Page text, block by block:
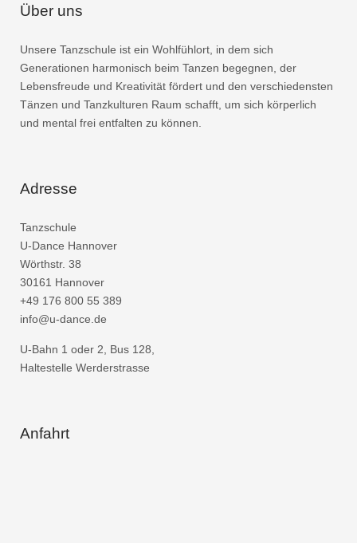
Über uns
Unsere Tanzschule ist ein Wohlfühlort, in dem sich
Generationen harmonisch beim Tanzen begegnen, der
Lebensfreude und Kreativität fördert und den verschiedensten
Tänzen und Tanzkulturen Raum schafft, um sich körperlich
und mental frei entfalten zu können.
Adresse
Tanzschule
U-Dance Hannover
Wörthstr. 38
30161 Hannover
+49 176 800 55 389
info@u-dance.de
U-Bahn 1 oder 2, Bus 128,
Haltestelle Werderstrasse
Anfahrt